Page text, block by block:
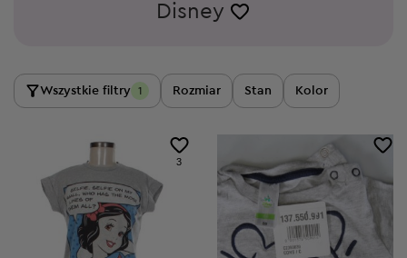
Disney
Wszystkie filtry 1 Rozmiar Stan Kolor
3